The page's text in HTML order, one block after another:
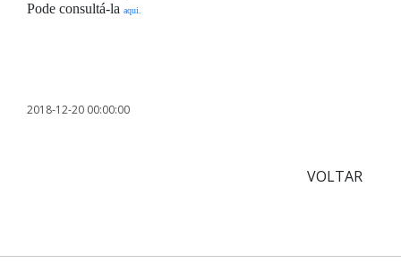
Pode consultá-la aqui
2018-12-20 00:00:00
VOLTAR